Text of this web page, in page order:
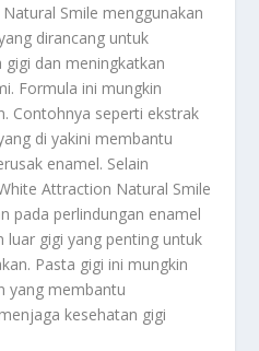
Smile menggunakan
dirancang untuk
dan meningkatkan
Formula ini mungkin
Contohnya seperti ekstrak
di yakini membantu
enamel. Selain
Attraction Natural Smile
pada perlindungan enamel
luar gigi yang penting untuk
Pasta gigi ini mungkin
yang membantu
kesehatan gigi